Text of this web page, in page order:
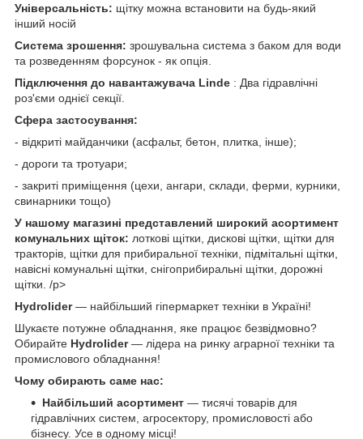
Універсальність: щітку можна встановити на будь-який
інший носій
Система зрошення: зрошувальна система з баком для води
та розведенням форсунок - як опція.
Підключення до навантажувача Linde : Два гідравлічні
роз'єми однієї секції.
Сфера застосування:
- відкриті майданчики (асфальт, бетон, плитка, інше);
- дороги та тротуари;
- закриті приміщення (цехи, ангари, склади, ферми, курники,
свинарники тощо)
У нашому магазині представлений широкий асортимент
комунальних щіток: лоткові щітки, дискові щітки, щітки для
тракторів, щітки для прибиральної техніки, підмітальні щітки,
навісні комунальні щітки, снігоприбиральні щітки, дорожні
щітки. /p>
Hydrolider— найбільший гіпермаркет техніки в Україні!
Шукаєте потужне обладнання, яке працює безвідмовно?
Обирайте Hydrolider— лідера на ринку аграрної техніки та
промислового обладнання!
Чому обирають саме нас:
Найбільший асортимент — тисячі товарів для
гідравлічних систем, агросектору, промисловості або
бізнесу. Усе в одному місці!